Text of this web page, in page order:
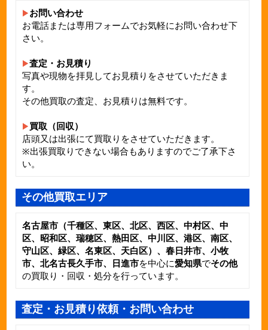
お問い合わせ
お電話または専用フォームでお気軽にお問い合わせ下
さい。
査定・お見積り
写真や現物を拝見してお見積りをさせていただきま
す。
その他買取の査定、お見積りは無料です。
買取（回収）
店頭又は出張にて買取りをさせていただきます。
※出張買取りできない場合もありますのでご了承下さ
い。
その他買取エリア
名古屋市（千種区、東区、北区、西区、中村区、中
区、昭和区、瑞穂区、熱田区、中川区、港区、南区、
守山区、緑区、名東区、天白区）、春日井市、小牧
市、北名古長久手市、日進市を中心に愛知県でその他
の買取り・回収・処分を行っています。
査定・お見積り依頼・お問い合わせ